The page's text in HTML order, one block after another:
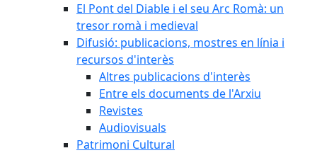
El Pont del Diable i el seu Arc Romà: un
tresor romà i medieval
Difusió: publicacions, mostres en línia i
recursos d'interès
Altres publicacions d'interès
Entre els documents de l'Arxiu
Revistes
Audiovisuals
Patrimoni Cultural